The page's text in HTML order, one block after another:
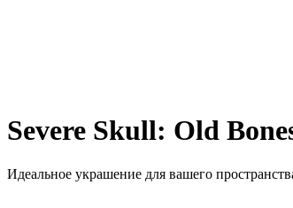
Severe Skull: Old
Идеальное украшение для вашего